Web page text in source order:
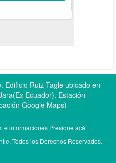
Edificio Ruiz Tagle ubicado en
Ecuador). Estación
Google Maps)
e informaciones Presione acá
Todos los Derechos Reservados.